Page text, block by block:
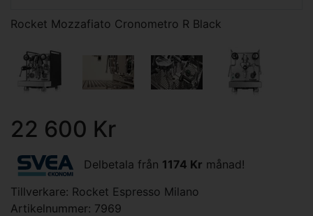
Rocket Mozzafiato Cronometro R Black
22 600 Kr
Delbetala från 1174 Kr månad!
Tillverkare: Rocket Espresso Milano
Artikelnummer: 7969